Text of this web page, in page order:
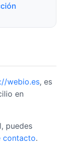
webio.es, es
en
puedes
contacto.